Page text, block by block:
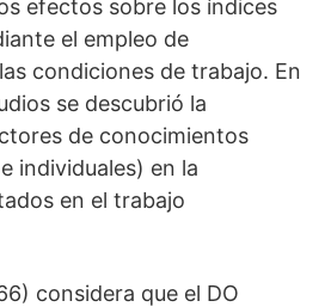
efectos sobre los índices
el empleo de
condiciones de trabajo. En
se descubrió la
de conocimientos
individuales) en la
en el trabajo
considera que el DO